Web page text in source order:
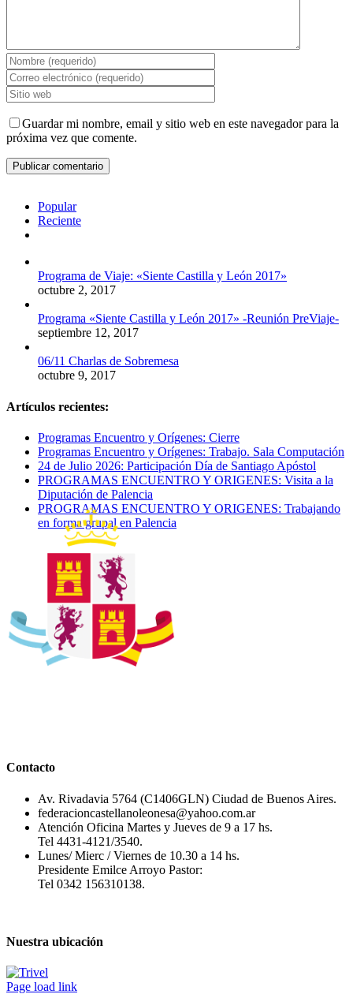
Guardar mi nombre, email y sitio web en este navegador para la
próxima vez que comente.
Popular
Reciente
Programa de Viaje: «Siente Castilla y León 2017»
octubre 2, 2017
Programa «Siente Castilla y León 2017» -Reunión PreViaje-
septiembre 12, 2017
06/11 Charlas de Sobremesa
octubre 9, 2017
Artículos recientes:
Programas Encuentro y Orígenes: Cierre
Programas Encuentro y Orígenes: Trabajo. Sala Computación
24 de Julio 2026: Participación Día de Santiago Apóstol
PROGRAMAS ENCUENTRO Y ORIGENES: Visita a la
Diputación de Palencia
PROGRAMAS ENCUENTRO Y ORIGENES: Trabajando
en forma grupal en Palencia
Contacto
Av. Rivadavia 5764 (C1406GLN) Ciudad de Buenos Aires.
federacioncastellanoleonesa@yahoo.com.ar
Atención Oficina Martes y Jueves de 9 a 17 hs.
Tel 4431-4121/3540.
Lunes/ Mierc / Viernes de 10.30 a 14 hs.
Presidente Emilce Arroyo Pastor:
Tel 0342 156310138.
Nuestra ubicación
Page load link